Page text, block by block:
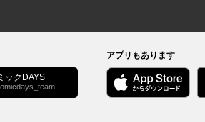
ックDAYS
アプリもあります